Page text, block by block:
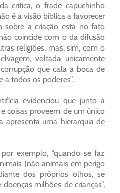
crítica, o frade capuchinho
é a visão bíblica a favorecer
sobre a criação está no fato
coincide com o da difusão
religiões, mas, sim, com o
voltada unicamente
que cala a boca de
a todos os poderes”.
evidenciou que junto à
coisas proveem de um único
apresenta uma hierarquia de
exemplo, “quando se faz
(não animais em perigo
dos próprios olhos, se
milhões de crianças”,